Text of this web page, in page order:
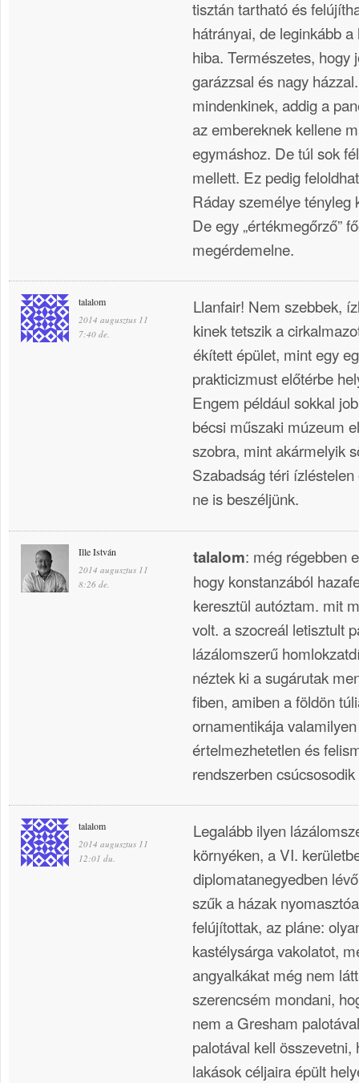
tisztán tartható és
hátrányai, de leginkább
hiba. Természetes, hogy
garázzsal és nagy
mindenkinek, addig a
az embereknek kellene
egymáshoz. De túl sok
mellett. Ez pedig
Ráday személye tényleg
De egy „értékmegőrző”
megérdemelne.
talalom
2014 augusztus 11
7:40 de.
Llanfair! Nem szebbek,
kinek tetszik a
ékített épület, mint egy
prakticizmust előtérbe
Engem például sokkal
bécsi műszaki múzeum
szobra, mint akármelyik
Szabadság téri
ne is beszéljünk.
Ille István
2014 augusztus 11
8:26 de.
talalom: még régebben
hogy konstanzából
keresztül autóztam. mit
volt. a szocreál letisztult
lázálomszerű
néztek ki a sugárutak
fiben, amiben a földön
ornamentikája
értelmezhetetlen és
rendszerben
talalom
2014 augusztus 11
12:01 du.
Legalább ilyen
környéken, a VI.
diplomatanegyedben
szűk a házak
felújítottak, az pláne:
kastélysárga vakolatot,
angyalkákat még nem
szerencsém mondani,
nem a Gresham
palotával kell
lakások céljaira épült